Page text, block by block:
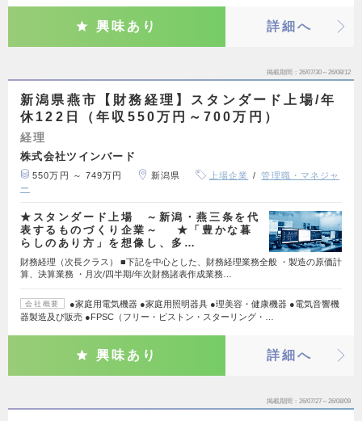
興味あり 詳細へ
掲載期間 26/07/30～26/08/12
新潟県燕市【財務経理】スタンダード上場/年
休122日（年収550万円～700万円）
経理
株式会社ツインバード
550万円 ～ 749万円 新潟県 上場企業
管理職・マネジャ
ー
★スタンダード上場 ～新潟・燕三条を代
表するものづくり企業～ ★「豊かな暮
らしのあり方」を想像し、多…
財務経理（次長クラス） ■下記を中心とした、財務経理業務全般 ・製造の原価計
算、決算業務 ・月次/四半期/年次財務諸表作成業務…
会社概要
●家庭用電気機器 ●家庭用照明器具 ●理美容・健康機器 ●電気音響機
器製造及び販売 ●FPSC（フリー・ピストン・スターリング・…
興味あり 詳細へ
掲載期間 26/07/27～26/08/09